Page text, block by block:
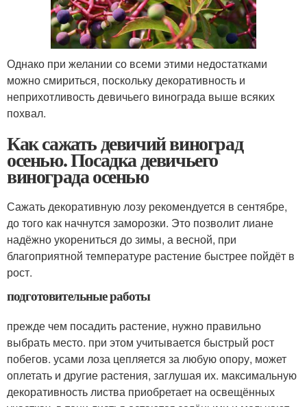
Однако при желании со всеми этими недостатками
можно смириться, поскольку декоративность и
неприхотливость девичьего винограда выше всяких
похвал.
Как сажать девичий виноград
осенью. Посадка девичьего
винограда осенью
Сажать декоративную лозу рекомендуется в сентябре,
до того как начнутся заморозки. Это позволит лиане
надёжно укорениться до зимы, а весной, при
благоприятной температуре растение быстрее пойдёт в
рост.
подготовительные работы
прежде чем посадить растение, нужно правильно
выбрать место. при этом учитывается быстрый рост
побегов. усами лоза цепляется за любую опору, может
оплетать и другие растения, заглушая их. максимальную
декоративность листва приобретает на освещённых